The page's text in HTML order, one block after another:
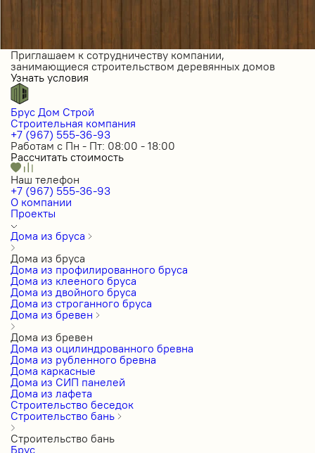
Приглашаем к сотрудничеству компании,
занимающиеся строительством деревянных домов
Узнать условия
Брус Дом Строй
Строительная компания
+7 (967) 555-36-93
Работам с Пн - Пт: 08:00 - 18:00
Рассчитать стоимость
Наш телефон
+7 (967) 555-36-93
О компании
Проекты
Дома из бруса
Дома из бруса
Дома из профилированного бруса
Дома из клееного бруса
Дома из двойного бруса
Дома из строганного бруса
Дома из бревен
Дома из бревен
Дома из оцилиндрованного бревна
Дома из рубленного бревна
Дома каркасные
Дома из СИП панелей
Дома из лафета
Строительство беседок
Строительство бань
Строительство бань
Брус